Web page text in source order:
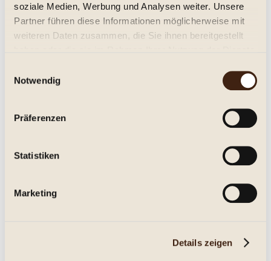
soziale Medien, Werbung und Analysen weiter. Unsere
Partner führen diese Informationen möglicherweise mit
weiteren Daten zusammen, die Sie ihnen bereitgestellt
Notwendig
Präferenzen
Statistiken
Marketing
Details zeigen
Lieferzeit ca. 1-3 Tage**
In den Warenkorb
Artikel-Nr.:
Beschreibung
Gutswein Trocken, frisch, vollmundig....
mehr